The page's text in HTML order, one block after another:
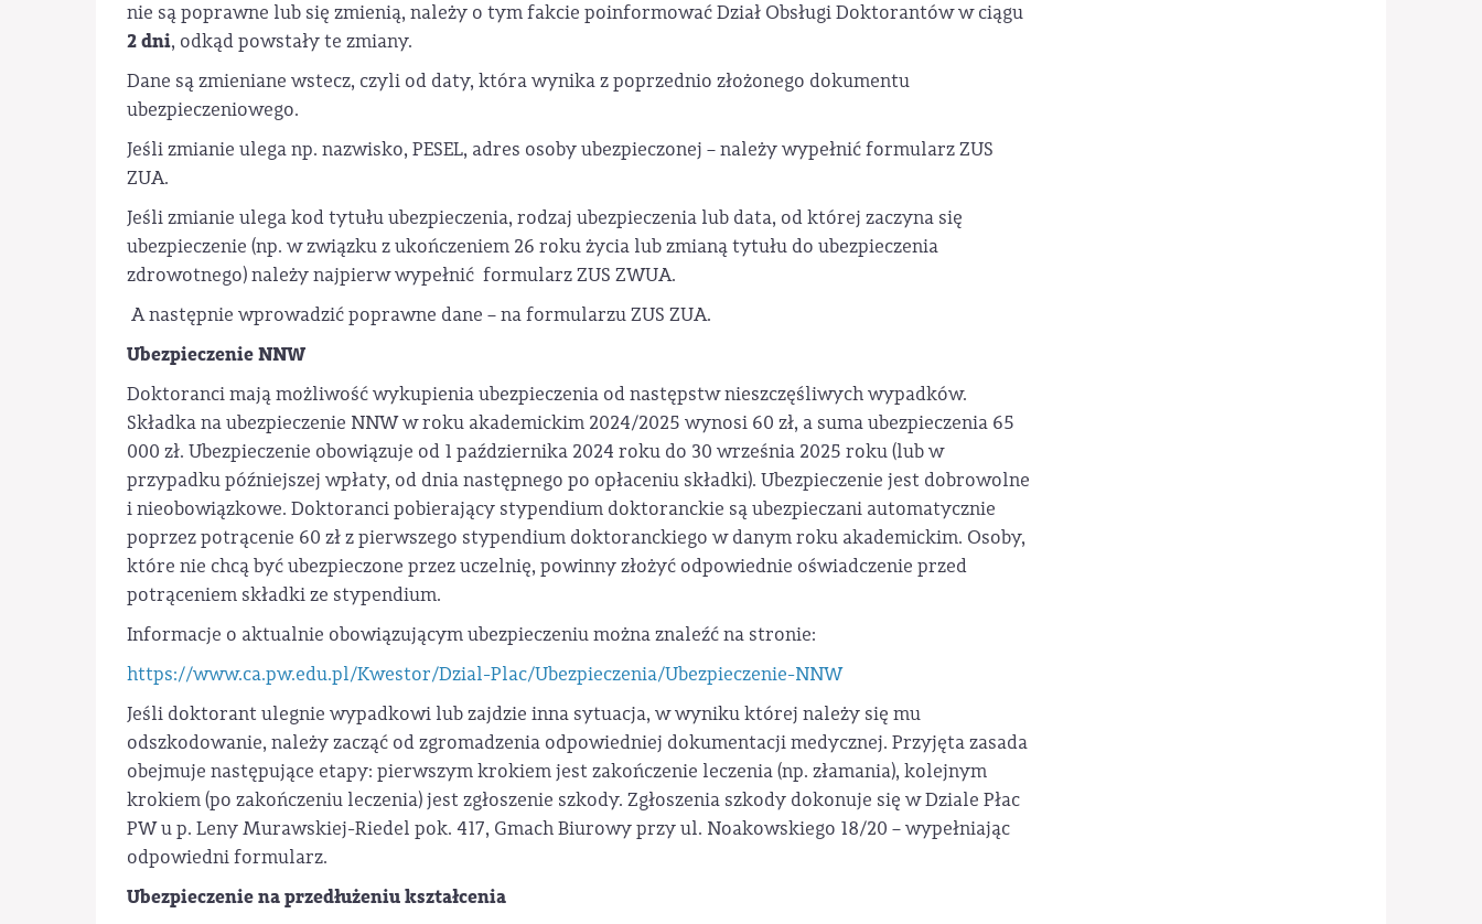
nie są poprawne lub się zmienią, należy o tym fakcie poinformować Dział Obsługi Doktorantów w ciągu
2 dni, odkąd powstały te zmiany.
Dane są zmieniane wstecz, czyli od daty, która wynika z poprzednio złożonego dokumentu
ubezpieczeniowego.
Jeśli zmianie ulega np. nazwisko, PESEL, adres osoby ubezpieczonej – należy wypełnić formularz ZUS
ZUA.
Jeśli zmianie ulega kod tytułu ubezpieczenia, rodzaj ubezpieczenia lub data, od której zaczyna się
ubezpieczenie (np. w związku z ukończeniem 26 roku życia lub zmianą tytułu do ubezpieczenia
zdrowotnego) należy najpierw wypełnić formularz ZUS ZWUA.
A następnie wprowadzić poprawne dane – na formularzu ZUS ZUA.
Ubezpieczenie NNW
Doktoranci mają możliwość wykupienia ubezpieczenia od następstw nieszczęśliwych wypadków.
Składka na ubezpieczenie NNW w roku akademickim 2024/2025 wynosi 60 zł, a suma ubezpieczenia 65
000 zł. Ubezpieczenie obowiązuje od 1 października 2024 roku do 30 września 2025 roku (lub w
przypadku późniejszej wpłaty, od dnia następnego po opłaceniu składki). Ubezpieczenie jest dobrowolne
i nieobowiązkowe. Doktoranci pobierający stypendium doktoranckie są ubezpieczani automatycznie
poprzez potrącenie 60 zł z pierwszego stypendium doktoranckiego w danym roku akademickim. Osoby,
które nie chcą być ubezpieczone przez uczelnię, powinny złożyć odpowiednie oświadczenie przed
potrąceniem składki ze stypendium.
Informacje o aktualnie obowiązującym ubezpieczeniu można znaleźć na stronie:
https://www.ca.pw.edu.pl/Kwestor/Dzial-Plac/Ubezpieczenia/Ubezpieczenie-NNW
Jeśli doktorant ulegnie wypadkowi lub zajdzie inna sytuacja, w wyniku której należy się mu
odszkodowanie, należy zacząć od zgromadzenia odpowiedniej dokumentacji medycznej. Przyjęta zasada
obejmuje następujące etapy: pierwszym krokiem jest zakończenie leczenia (np. złamania), kolejnym
krokiem (po zakończeniu leczenia) jest zgłoszenie szkody. Zgłoszenia szkody dokonuje się w Dziale Płac
PW u p. Leny Murawskiej-Riedel pok. 417, Gmach Biurowy przy ul. Noakowskiego 18/20 – wypełniając
odpowiedni formularz.
Ubezpieczenie na przedłużeniu kształcenia